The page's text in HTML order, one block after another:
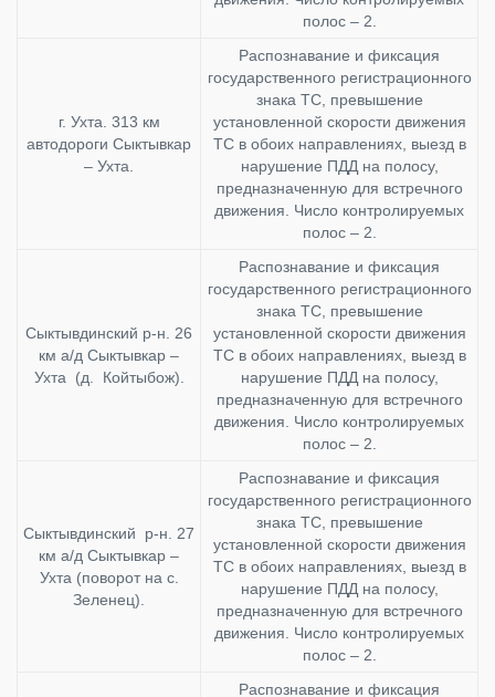
полос – 2.
г. Ухта. 313 км
автодороги Сыктывкар
– Ухта.
Распознавание и фиксация
государственного регистрационного
знака ТС, превышение
установленной скорости движения
ТС в обоих направлениях, выезд в
нарушение ПДД на полосу,
предназначенную для встречного
движения. Число контролируемых
полос – 2.
Сыктывдинский р-н. 26
км а/д Сыктывкар –
Ухта (д. Койтыбож).
Распознавание и фиксация
государственного регистрационного
знака ТС, превышение
установленной скорости движения
ТС в обоих направлениях, выезд в
нарушение ПДД на полосу,
предназначенную для встречного
движения. Число контролируемых
полос – 2.
Сыктывдинский р-н. 27
км а/д Сыктывкар –
Ухта (поворот на с.
Зеленец).
Распознавание и фиксация
государственного регистрационного
знака ТС, превышение
установленной скорости движения
ТС в обоих направлениях, выезд в
нарушение ПДД на полосу,
предназначенную для встречного
движения. Число контролируемых
полос – 2.
Распознавание и фиксация